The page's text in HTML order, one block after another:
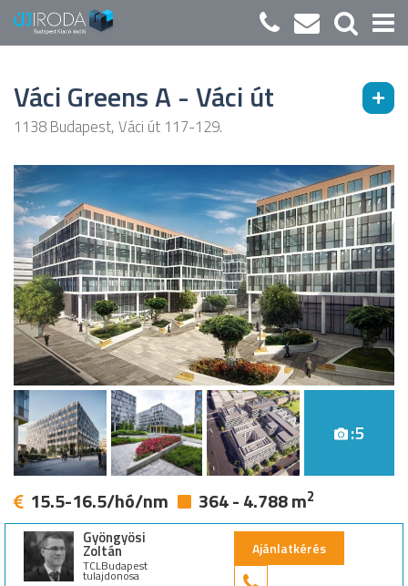
Váci Greens A - Váci út
1138 Budapest, Váci út 117-129.
:5
15.5-16.5/hó/nm 364 - 4.788 m2
Gyöngyösi
Zoltán
TCLBudapest
tulajdonosa
Ajánlatkérés